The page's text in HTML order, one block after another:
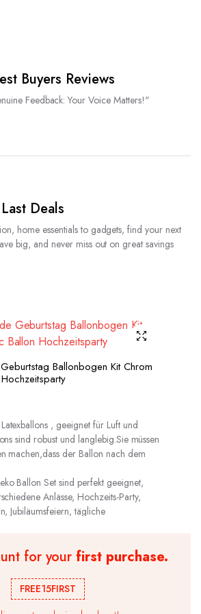
Buyers Reviews
Feedback: Your Voice Matters!"
Deals
home essentials to gadgets, find your next
big, and never miss out on great savings
Ballonbogen Kit Chrom
, geeignet für Luft und
sind robust und langlebig.Sie müssen
machen,dass der Ballon nach dem
Ballon Set sind perfekt geeignet,
Anlässe, Hochzeits-Party,
Jubiläumsfeiern, tägliche
for yourfirst purchase.
FREE15FIRST